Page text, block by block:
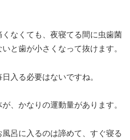
なくても、夜寝てる間に虫歯菌
と歯が小さくなって抜けます。
入る必要はないですね。
、かなりの運動量があります。
呂に入るのは諦めて、すぐ寝る